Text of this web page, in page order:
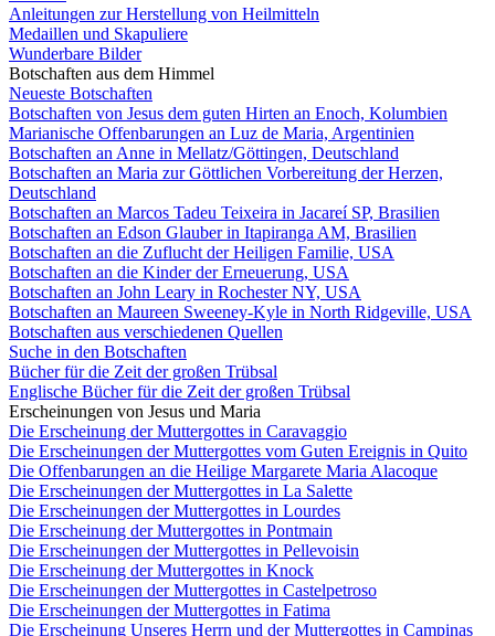
Anleitungen zur Herstellung von Heilmitteln
Medaillen und Skapuliere
Wunderbare Bilder
Botschaften aus dem Himmel
Neueste Botschaften
Botschaften von Jesus dem guten Hirten an Enoch, Kolumbien
Marianische Offenbarungen an Luz de Maria, Argentinien
Botschaften an Anne in Mellatz/Göttingen, Deutschland
Botschaften an Maria zur Göttlichen Vorbereitung der Herzen,
Deutschland
Botschaften an Marcos Tadeu Teixeira in Jacareí SP, Brasilien
Botschaften an Edson Glauber in Itapiranga AM, Brasilien
Botschaften an die Zuflucht der Heiligen Familie, USA
Botschaften an die Kinder der Erneuerung, USA
Botschaften an John Leary in Rochester NY, USA
Botschaften an Maureen Sweeney-Kyle in North Ridgeville, USA
Botschaften aus verschiedenen Quellen
Suche in den Botschaften
Bücher für die Zeit der großen Trübsal
Englische Bücher für die Zeit der großen Trübsal
Erscheinungen von Jesus und Maria
Die Erscheinung der Muttergottes in Caravaggio
Die Erscheinungen der Muttergottes vom Guten Ereignis in Quito
Die Offenbarungen an die Heilige Margarete Maria Alacoque
Die Erscheinungen der Muttergottes in La Salette
Die Erscheinungen der Muttergottes in Lourdes
Die Erscheinung der Muttergottes in Pontmain
Die Erscheinungen der Muttergottes in Pellevoisin
Die Erscheinung der Muttergottes in Knock
Die Erscheinungen der Muttergottes in Castelpetroso
Die Erscheinungen der Muttergottes in Fatima
Die Erscheinung Unseres Herrn und der Muttergottes in Campinas